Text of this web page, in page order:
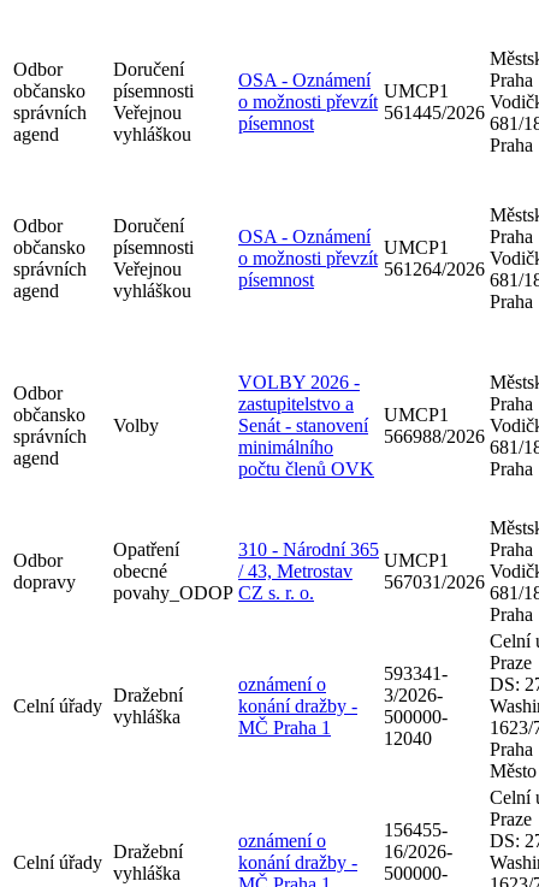
Odbor
občansko
správních
agend
Doručení
písemnosti
Veřejnou
vyhláškou
OSA - Oznámení
o možnosti převzít
písemnost
UMCP1
561445/2026
Praha
681/
Praha
Odbor
občansko
správních
agend
Doručení
písemnosti
Veřejnou
vyhláškou
OSA - Oznámení
o možnosti převzít
písemnost
UMCP1
561264/2026
Praha
681/
Praha
Odbor
občansko
správních
agend
Volby
VOLBY 2026 -
zastupitelstvo a
Senát - stanovení
minimálního
počtu členů OVK
UMCP1
566988/2026
Praha
681/
Praha
Odbor
dopravy
Opatření
obecné
povahy_ODOP
310 - Národní 365
/ 43, Metrostav
CZ s. r. o.
UMCP1
567031/2026
Praha
681/
Praha
Celní úřady
Dražební
vyhláška
oznámení o
konání dražby -
MČ Praha 1
593341-
3/2026-
500000-
12040
Celní
Praze
DS:
1623/
Město
Celní úřady
Dražební
vyhláška
oznámení o
konání dražby -
156455-
16/2026-
500000-
Celní
Praze
DS: